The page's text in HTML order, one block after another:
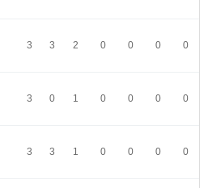
3 3 2 0 0 0 0
3 0 1 0 0 0 0
3 3 1 0 0 0 0